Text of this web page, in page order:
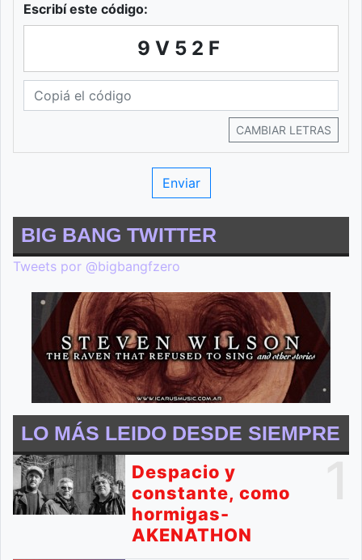
Escribí este código:
9V52F
CAMBIAR LETRAS
BIG BANG TWITTER
Tweets por @bigbangfzero
LO MÁS LEIDO DESDE SIEMPRE
Despacio y
constante, como
hormigas-
AKENATHON